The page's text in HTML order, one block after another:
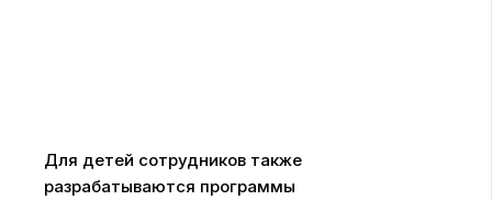
Для детей сотрудников также
разрабатываются программы